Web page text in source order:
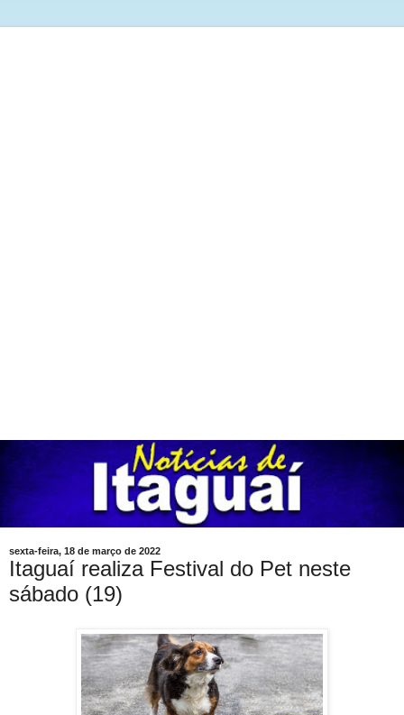
sexta-feira, 18 de março de 2022
Itaguaí realiza Festival do Pet neste
sábado (19)